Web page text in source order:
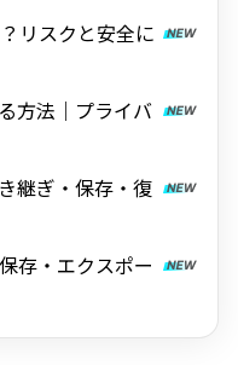
リスクと安全に
方法｜プライバ
継ぎ・保存・復
存・エクスポー